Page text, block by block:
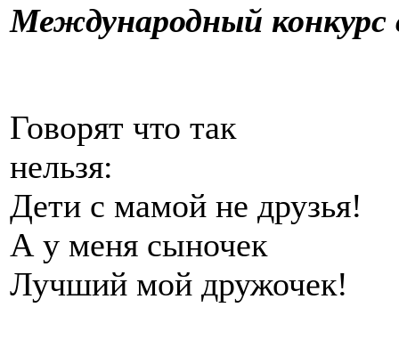
Международный
Говорят что так
Дети с мамой не друзья!
А у меня сыночек
Лучший мой дружочек!